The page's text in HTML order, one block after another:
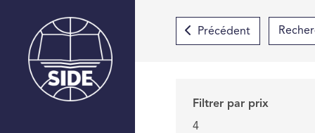
Précédent
Filtrer par prix
4